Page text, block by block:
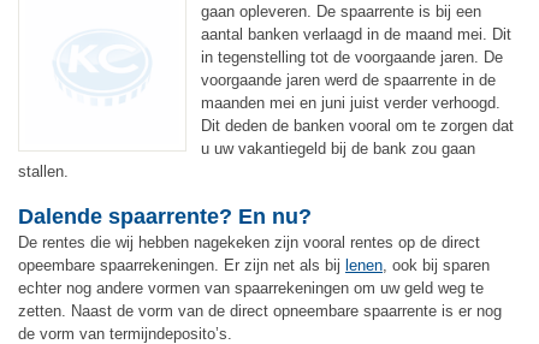
gaan opleveren. De spaarrente is bij een
aantal banken verlaagd in de maand mei. Dit
in tegenstelling tot de voorgaande jaren. De
voorgaande jaren werd de spaarrente in de
maanden mei en juni juist verder verhoogd.
Dit deden de banken vooral om te zorgen dat
u uw vakantiegeld bij de bank zou gaan
stallen.
Dalende spaarrente? En nu?
De rentes die wij hebben nagekeken zijn vooral rentes op de direct
opeembare spaarrekeningen. Er zijn net als bij lenen, ook bij sparen
echter nog andere vormen van spaarrekeningen om uw geld weg te
zetten. Naast de vorm van de direct opneembare spaarrente is er nog
de vorm van termijndeposito’s.